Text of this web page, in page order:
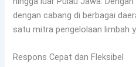
dengan cabang di berbagai
satu mitra pengelolaan limbah
Respons Cepat dan Fleksibel